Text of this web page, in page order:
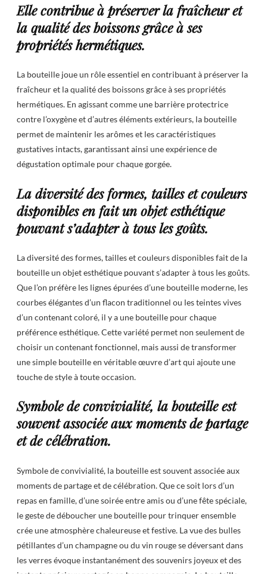
Elle contribue à préserver la fraîcheur et
la qualité des boissons grâce à ses
propriétés hermétiques.
La bouteille joue un rôle essentiel en contribuant à préserver la
fraîcheur et la qualité des boissons grâce à ses propriétés
hermétiques. En agissant comme une barrière protectrice
contre l’oxygène et d’autres éléments extérieurs, la bouteille
permet de maintenir les arômes et les caractéristiques
gustatives intacts, garantissant ainsi une expérience de
dégustation optimale pour chaque gorgée.
La diversité des formes, tailles et couleurs
disponibles en fait un objet esthétique
pouvant s’adapter à tous les goûts.
La diversité des formes, tailles et couleurs disponibles fait de la
bouteille un objet esthétique pouvant s’adapter à tous les goûts.
Que l’on préfère les lignes épurées d’une bouteille moderne, les
courbes élégantes d’un flacon traditionnel ou les teintes vives
d’un contenant coloré, il y a une bouteille pour chaque
préférence esthétique. Cette variété permet non seulement de
choisir un contenant fonctionnel, mais aussi de transformer
une simple bouteille en véritable œuvre d’art qui ajoute une
touche de style à toute occasion.
Symbole de convivialité, la bouteille est
souvent associée aux moments de partage
et de célébration.
Symbole de convivialité, la bouteille est souvent associée aux
moments de partage et de célébration. Que ce soit lors d’un
repas en famille, d’une soirée entre amis ou d’une fête spéciale,
le geste de déboucher une bouteille pour trinquer ensemble
crée une atmosphère chaleureuse et festive. La vue des bulles
pétillantes d’un champagne ou du vin rouge se déversant dans
les verres évoque instantanément des souvenirs joyeux et des